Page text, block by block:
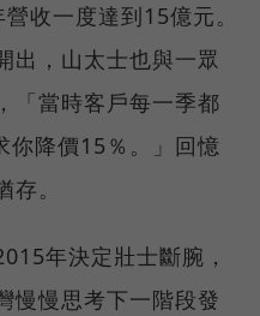
收一度達到15億元。
出，山太士也與一眾
「當時客戶每一季都
你降價15％。」回憶
。
年決定壯士斷腕，
慢慢思考下一階段發